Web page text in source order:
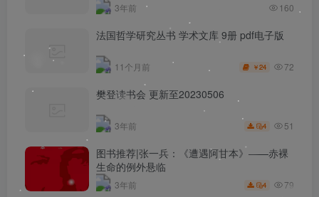
3年前 160
法国哲学研究丛书 学术文库 9册 pdf电子版
11个月前 ￥24 72
樊登读书会 更新至20230506
3年前 4 51
图书推荐|张一兵：《遭遇阿甘本》——赤裸
生命的例外悬临
3年前 4 79